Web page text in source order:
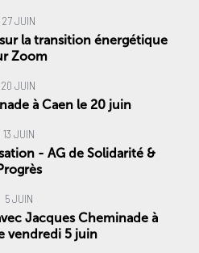
27 JUIN
Zoom
20 JUIN
à Caen le 20 juin
13 JUIN
5 JUIN
vendredi 5 juin